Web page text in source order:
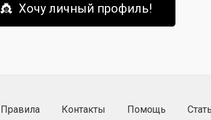
👸 Хочу личный профиль!
Правила Контакты Помощь